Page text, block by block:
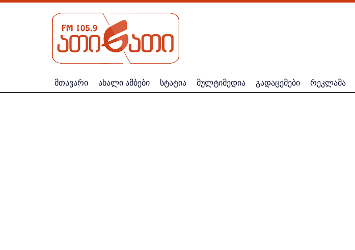
მთავარი ახალი ამბები სტატია მულტიმედია გადაცემები რეკლამა